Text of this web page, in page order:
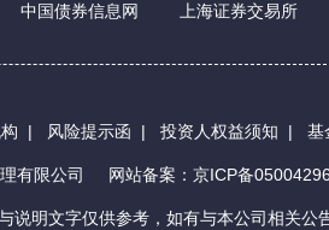
中国债券信息网 上海证券交易所
| 风险提示函 | 投资人权益须知 | 基
理有限公司 网站备案：京ICP备
说明文字仅供参考，如有与本公司相关